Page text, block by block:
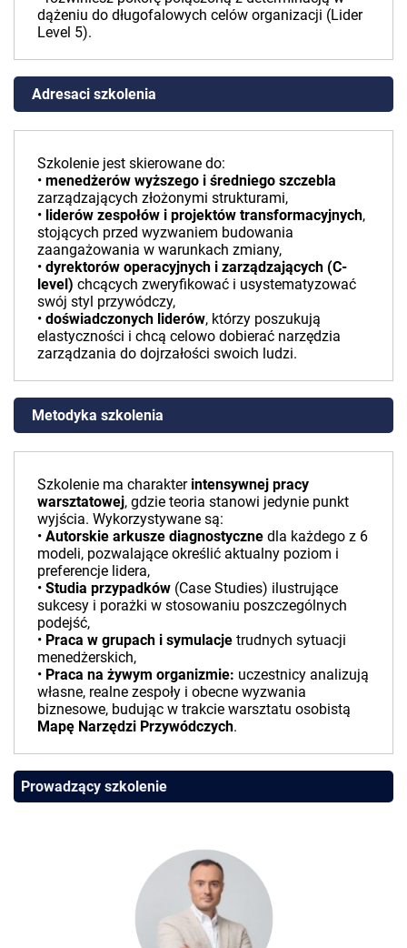
dążeniu do długofalowych celów organizacji (Lider
Level 5).
Adresaci szkolenia
Szkolenie jest skierowane do:
• menedżerów wyższego i średniego szczebla
zarządzających złożonymi strukturami,
• liderów zespołów i projektów transformacyjnych,
stojących przed wyzwaniem budowania
zaangażowania w warunkach zmiany,
• dyrektorów operacyjnych i zarządzających (C-
level) chcących zweryfikować i usystematyzować
swój styl przywódczy,
• doświadczonych liderów, którzy poszukują
elastyczności i chcą celowo dobierać narzędzia
zarządzania do dojrzałości swoich ludzi.
Metodyka szkolenia
Szkolenie ma charakter intensywnej pracy
warsztatowej, gdzie teoria stanowi jedynie punkt
wyjścia. Wykorzystywane są:
• Autorskie arkusze diagnostyczne dla każdego z 6
modeli, pozwalające określić aktualny poziom i
preferencje lidera,
• Studia przypadków (Case Studies) ilustrujące
sukcesy i porażki w stosowaniu poszczególnych
podejść,
• Praca w grupach i symulacje trudnych sytuacji
menedżerskich,
• Praca na żywym organizmie: uczestnicy analizują
własne, realne zespoły i obecne wyzwania
biznesowe, budując w trakcie warsztatu osobistą
Mapę Narzędzi Przywódczych.
Prowadzący szkolenie